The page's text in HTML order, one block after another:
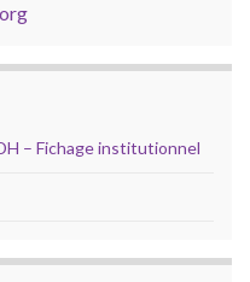
– Fichage institutionnel